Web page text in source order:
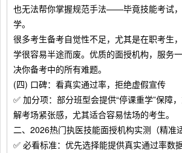
也无法帮你掌握规范手法——毕竟技能考试
学。
很多考生备考自觉性不足，尤其是在职考生
学很容易半途而废。优质的面授机构，服务
决你备考中的所有难题。
(四) 口碑：看真实通过率，拒绝虚假宣传
✅ 加分项：部分班型会提供“停课重学”保障
解考场紧张感，尤其适合容易怯场的考生。
二、2026热门执医技能面授机构实测（精准
✅ 必看标准：优先选择能提供真实通过率数